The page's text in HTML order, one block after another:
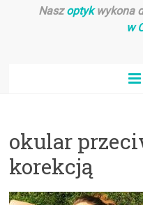
Naszoptykwykona
w
okular
korekcją